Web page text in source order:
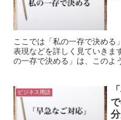
ここでは「私の一存で決める
表現などを詳しく見ていきま
の一存で決める」は、このよ
ビジネス用語